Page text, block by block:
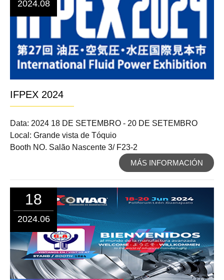
2024.08
IFPEX 2024
Data: 2024 18 DE SETEMBRO - 20 DE SETEMBRO
Local: Grande vista de Tóquio
Booth NO. Salão Nascente 3/ F23-2
MÁS INFORMACIÓN
18
2024.06